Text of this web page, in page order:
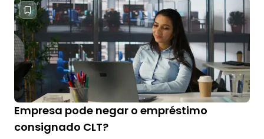
Empresa pode negar o empréstimo
consignado CLT?